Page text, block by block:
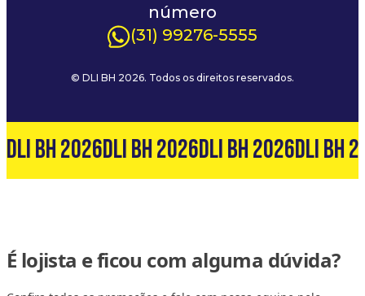
número
(31) 99276-5555
© DLI BH 2026. Todos os direitos reservados.
DLI BH 2026DLI BH 2026DLI BH 2026DLI BH
É lojista e ficou com alguma dúvida?